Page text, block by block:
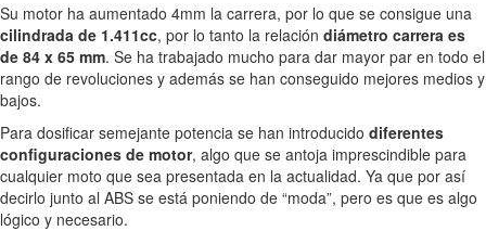
Su motor ha aumentado 4mm la carrera, por lo que se consigue una
cilindrada de 1.411cc, por lo tanto la relación diámetro carrera es
de 84 x 65 mm. Se ha trabajado mucho para dar mayor par en todo el
rango de revoluciones y además se han conseguido mejores medios y
bajos.
Para dosificar semejante potencia se han introducido diferentes
configuraciones de motor, algo que se antoja imprescindible para
cualquier moto que sea presentada en la actualidad. Ya que por así
decirlo junto al ABS se está poniendo de “moda”, pero es que es algo
lógico y necesario.